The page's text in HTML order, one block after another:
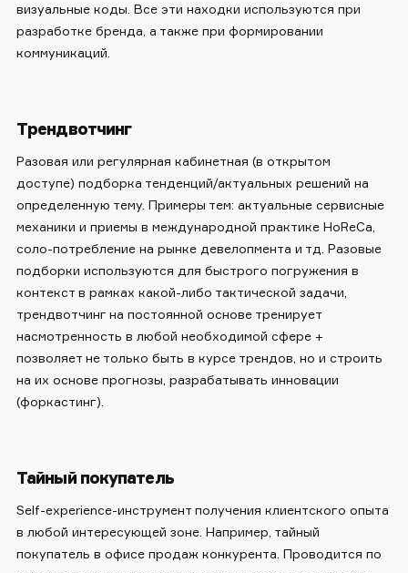
визуальные коды. Все эти находки используются при
разработке бренда, а также при формировании
коммуникаций.
Трендвотчинг
Разовая или регулярная кабинетная (в открытом
доступе) подборка тенденций/актуальных решений на
определенную тему. Примеры тем: актуальные сервисные
механики и приемы в международной практике HoReCa,
соло-потребление на рынке девелопмента и тд. Разовые
подборки используются для быстрого погружения в
контекст в рамках какой-либо тактической задачи,
трендвотчинг на постоянной основе тренирует
насмотренность в любой необходимой сфере +
позволяет не только быть в курсе трендов, но и строить
на их основе прогнозы, разрабатывать инновации
(форкастинг).
Тайный покупатель
Self-experience-инструмент получения клиентского опыта
в любой интересующей зоне. Например, тайный
покупатель в офисе продаж конкурента. Проводится по